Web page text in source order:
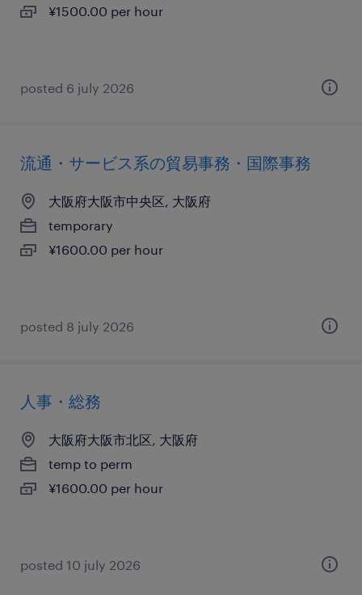
¥1500.00 per hour
posted 6 july 2026
流通・サービス系の貿易事務・国際事務
大阪府大阪市中央区, 大阪府
temporary
¥1600.00 per hour
posted 8 july 2026
人事・総務
大阪府大阪市北区, 大阪府
temp to perm
¥1600.00 per hour
posted 10 july 2026